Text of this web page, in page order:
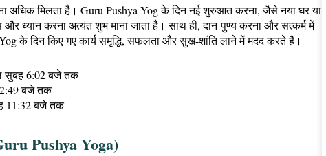
अधिक मिलता है। Guru Pushya Yog के दिन नई शुरुआत करना, जैसे नया घर या
ध्यान करना अत्यंत शुभ माना जाता है। साथ ही, दान-पुण्य करना और सत्कर्म में
के दिन किए गए कार्य समृद्धि, सफलता और सुख-शांति लाने में मदद करते हैं।
सुबह 6:02 बजे तक
बजे तक
11:32 बजे तक
Pushya Yoga)